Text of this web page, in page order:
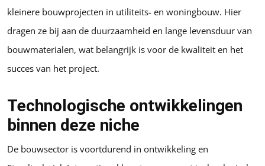
kleinere bouwprojecten in utiliteits- en woningbouw. Hier
dragen ze bij aan de duurzaamheid en lange levensduur van
bouwmaterialen, wat belangrijk is voor de kwaliteit en het
succes van het project.
Technologische ontwikkelingen
binnen deze niche
De bouwsector is voortdurend in ontwikkeling en